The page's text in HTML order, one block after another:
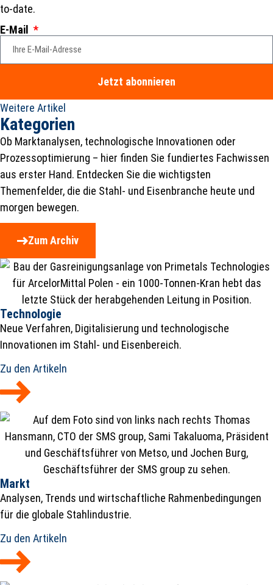
to-date.
E-Mail
Jetzt abonnieren
Weitere Artikel
Kategorien
Ob Marktanalysen, technologische Innovationen oder
Prozessoptimierung – hier finden Sie fundiertes Fachwissen
aus erster Hand. Entdecken Sie die wichtigsten
Themenfelder, die die Stahl- und Eisenbranche heute und
morgen bewegen.
Zum Archiv
Technologie
Neue Verfahren, Digitalisierung und technologische
Innovationen im Stahl- und Eisenbereich.
Zu den Artikeln
Markt
Analysen, Trends und wirtschaftliche Rahmenbedingungen
für die globale Stahlindustrie.
Zu den Artikeln